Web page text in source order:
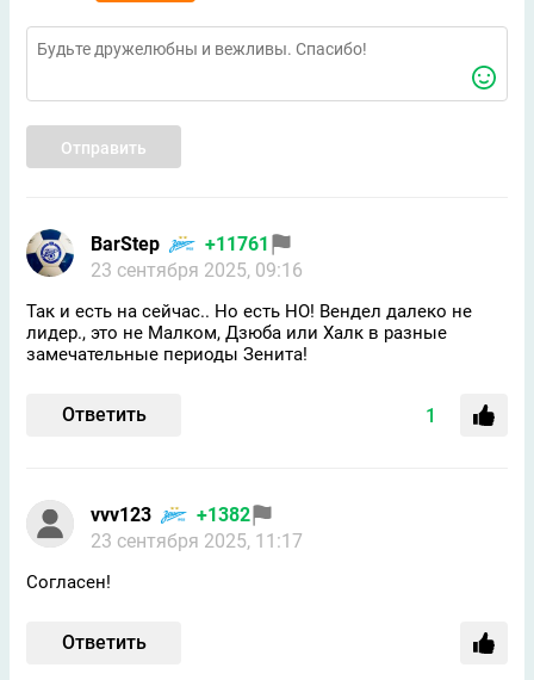
Отправить
BarStep
+11761
23 сентября 2025, 09:16
Так и есть на сейчас.. Но есть НО! Вендел далеко не
лидер., это не Малком, Дзюба или Халк в разные
замечательные периоды Зенита!
Ответить 1
vvv123
+1382
23 сентября 2025, 11:17
Согласен!
Ответить